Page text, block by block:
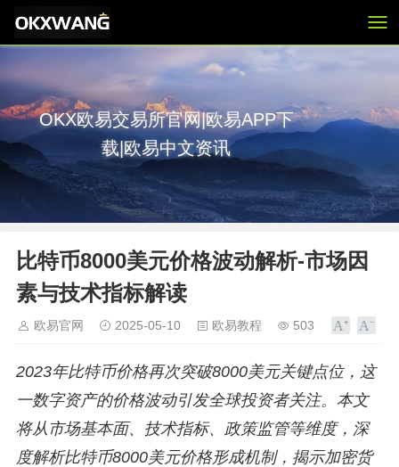
OKX欧易交易所官网|欧易APP下
载|欧易中文资讯
比特币8000美元价格波动解析-市场因
素与技术指标解读
欧易官网 2025-05-10 欧易教程 503
2023年比特币价格再次突破8000美元关键点位，这
一数字资产的价格波动引发全球投资者关注。本文
将从市场基本面、技术指标、政策监管等维度，深
度解析比特币8000美元价格形成机制，揭示加密货